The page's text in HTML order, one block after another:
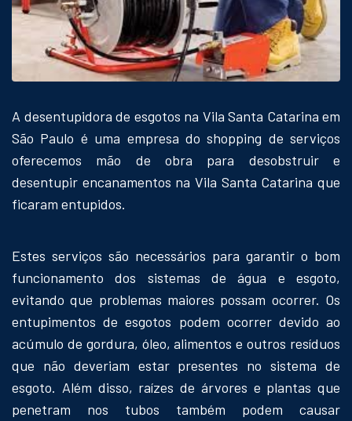
A desentupidora de esgotos na Vila Santa Catarina em
São Paulo é uma empresa do shopping de serviços
oferecemos mão de obra para desobstruir e
desentupir encanamentos na Vila Santa Catarina que
ficaram entupidos.
Estes serviços são necessários para garantir o bom
funcionamento dos sistemas de água e esgoto,
evitando que problemas maiores possam ocorrer. Os
entupimentos de esgotos podem ocorrer devido ao
acúmulo de gordura, óleo, alimentos e outros resíduos
que não deveriam estar presentes no sistema de
esgoto. Além disso, raízes de árvores e plantas que
penetram nos tubos também podem causar